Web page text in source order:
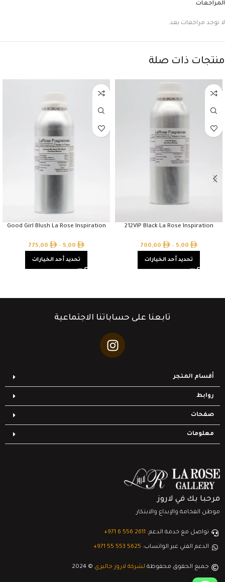
المراجعات
لا توجد مراجعات بعد.
منتجات ذات صلة
212VIP Black La Rose Inspiration
5,00
–
700,00
تحديد أحد الخيارات
Good Girl Blush La Rose Inspiration
5,00
–
775,00
تحديد أحد الخيارات
تابعنا على حساباتنا الاجتماعية
أقسام المتجر
روابط
صفحات
معلومات
مرحبا بك في لاروز
موطن الفخامة والإبداع والابتكار
تواصل مع خدمة الدعم: ‎+971 6 556 2611
الدعم الفني عبر الواتساب: ‎+971 55 553 5625
جميع الحقوق محفوظة لشركة لاروز جاليري © 2024